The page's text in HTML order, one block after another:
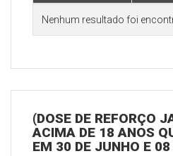
Nenhum resultado foi
(DOSE DE REFORÇO
ACIMA DE 18 ANOS
EM 30 DE JUNHO E